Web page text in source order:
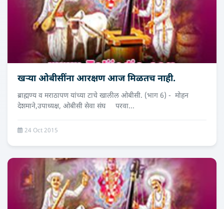
खर्‍या ओबीसींना आरक्षण आज मिळतच नाही.
ब्राह्मण्य व मराठापण यांच्या टाचे खालील ओबीसी. (भाग 6) - मोहन
देशमाने,उपाध्‍यक्ष, ओबीसी सेवा संघ परवा...
24 Oct 2015